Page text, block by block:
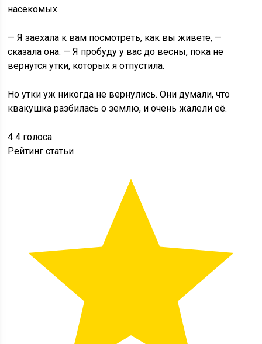
насекомых.
— Я заехала к вам посмотреть, как вы живете, —
сказала она. — Я пробуду у вас до весны, пока не
вернутся утки, которых я отпустила.
Но утки уж никогда не вернулись. Они думали, что
квакушка разбилась о землю, и очень жалели её.
4 4 голоса
Рейтинг статьи